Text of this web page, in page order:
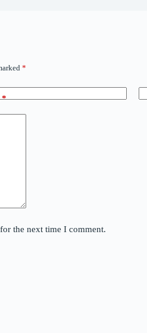
*
*
the next time I comment.